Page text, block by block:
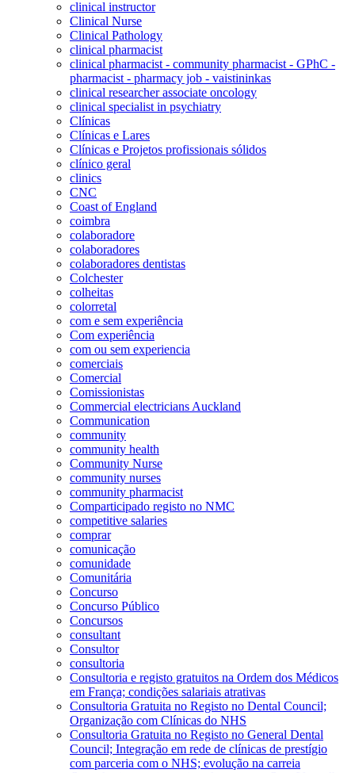
clinical instructor
Clinical Nurse
Clinical Pathology
clinical pharmacist
clinical pharmacist - community pharmacist - GPhC -
pharmacist - pharmacy job - vaistininkas
clinical researcher associate oncology
clinical specialist in psychiatry
Clínicas
Clínicas e Lares
Clínicas e Projetos profissionais sólidos
clínico geral
clinics
CNC
Coast of England
coimbra
colaboradore
colaboradores
colaboradores dentistas
Colchester
colheitas
colorretal
com e sem experiência
Com experiência
com ou sem experiencia
comerciais
Comercial
Comissionistas
Commercial electricians Auckland
Communication
community
community health
Community Nurse
community nurses
community pharmacist
Comparticipado registo no NMC
competitive salaries
comprar
comunicação
comunidade
Comunitária
Concurso
Concurso Público
Concursos
consultant
Consultor
consultoria
Consultoria e registo gratuitos na Ordem dos Médicos
em França; condições salariais atrativas
Consultoria Gratuita no Registo no Dental Council;
Organização com Clínicas do NHS
Consultoria Gratuita no Registo no General Dental
Council; Integração em rede de clínicas de prestígio
com parceria com o NHS; evolução na carreia